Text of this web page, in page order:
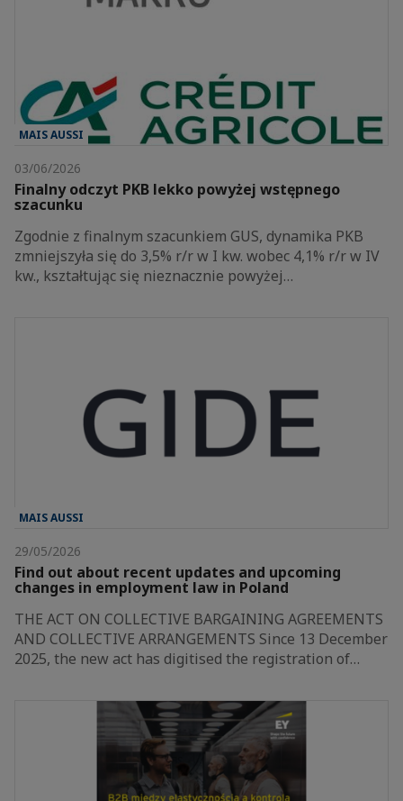
MAIS AUSSI
03/06/2026
Finalny odczyt PKB lekko powyżej wstępnego
szacunku
Zgodnie z finalnym szacunkiem GUS, dynamika PKB
zmniejszyła się do 3,5% r/r w I kw. wobec 4,1% r/r w IV
kw., kształtując się nieznacznie powyżej…
MAIS AUSSI
29/05/2026
Find out about recent updates and upcoming
changes in employment law in Poland
THE ACT ON COLLECTIVE BARGAINING AGREEMENTS
AND COLLECTIVE ARRANGEMENTS Since 13 December
2025, the new act has digitised the registration of…